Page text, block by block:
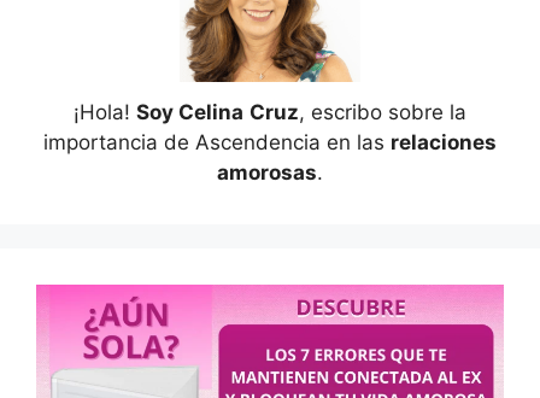
¡Hola! Soy Celina Cruz, escribo sobre la
importancia de Ascendencia en las relaciones
amorosas.